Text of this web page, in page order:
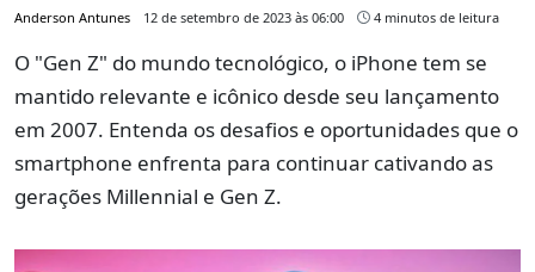
Anderson Antunes 12 de setembro de 2023 às 06:00 4 minutos de leitura
O "Gen Z" do mundo tecnológico, o iPhone tem se
mantido relevante e icônico desde seu lançamento
em 2007. Entenda os desafios e oportunidades que o
smartphone enfrenta para continuar cativando as
gerações Millennial e Gen Z.